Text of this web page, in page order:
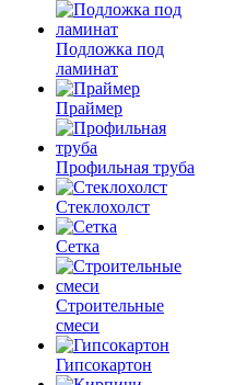
Подложка под
ламинат
Праймер
Профильная труба
Стеклохолст
Сетка
Строительные
смеси
Гипсокартон